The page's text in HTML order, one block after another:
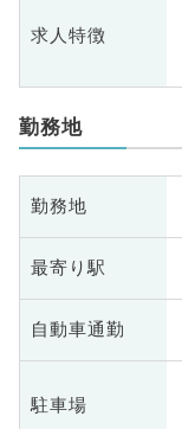
求人特徴
勤務地
勤務地
最寄り駅
自動車通勤
駐車場